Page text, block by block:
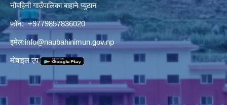
नौबहिनी गाउँपालिका बाहाने प्युठान
फोन: +9779857836020
इमेल:info@naubahinimun.gov.np
माेवाइल एप